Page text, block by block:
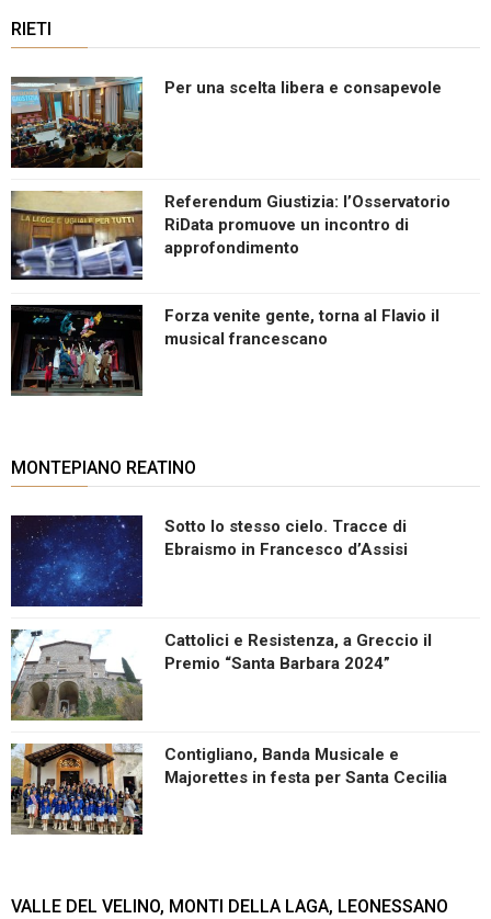
RIETI
Per una scelta libera e consapevole
Referendum Giustizia: l’Osservatorio
RiData promuove un incontro di
approfondimento
Forza venite gente, torna al Flavio il
musical francescano
MONTEPIANO REATINO
Sotto lo stesso cielo. Tracce di
Ebraismo in Francesco d’Assisi
Cattolici e Resistenza, a Greccio il
Premio “Santa Barbara 2024”
Contigliano, Banda Musicale e
Majorettes in festa per Santa Cecilia
VALLE DEL VELINO, MONTI DELLA LAGA, LEONESSANO